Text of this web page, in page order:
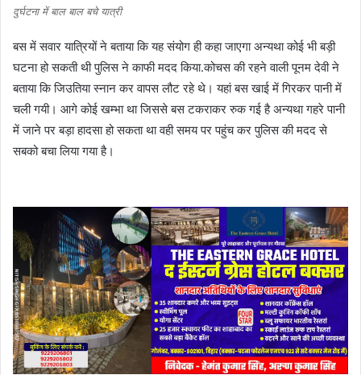
दुर्घटना में बाल बाल बचे यात्री
बस में सवार यात्रियों ने बताया कि यह संयोग ही कहा जाएगा अन्यथा कोई भी बड़ी
घटना हो सकती थी पुलिस ने काफी मदद किया.कोचस की रहने वाली पूनम देवी ने
बताया कि जिउतिया स्नान कर वापस लौट रहे थे। यहां बस खाई में गिरकर पानी में
चली गयी। आगे कोई खम्भा था जिससे बस टकराकर रुक गई है अन्यथा गहरे पानी
में जाने पर बड़ा हादसा हो सकता था वही समय पर पहुंच कर पुलिस की मदद से
सबको बचा लिया गया है।